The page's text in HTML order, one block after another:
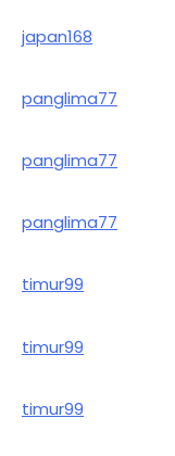
japan168
panglima77
panglima77
panglima77
timur99
timur99
timur99